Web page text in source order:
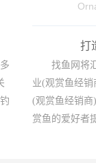
打
找鱼网将
业(观赏鱼经销
(观赏鱼经销
赏鱼的爱好者